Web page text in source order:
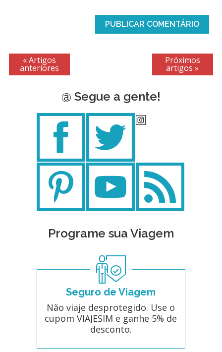
« Artigos
anteriores
Próximos
artigos »
@ Segue a gente!
Programe sua Viagem
Seguro de Viagem
Não viaje desprotegido. Use o
cupom VIAJESIM e ganhe 5% de
desconto.